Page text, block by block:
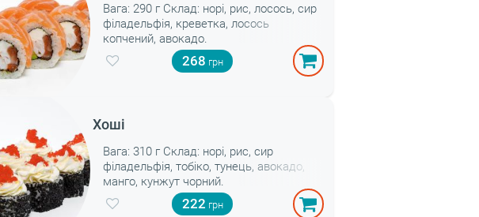
Вага: 290 г Склад: норі, рис, лосось, сир
філадельфія, креветка, лосось
копчений, авокадо.
268
Хоші
Вага: 310 г Склад: норі, рис, сир
філадельфія, тобіко, тунець, авокадо,
манго, кунжут чорний.
222